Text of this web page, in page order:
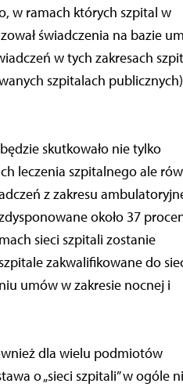
w ramach których szpital w
świadczenia na bazie
w tych zakresach
szpitalach
skutkowało nie tylko
leczenia szpitalnego ale
z zakresu
około 37
sieci szpitali zostanie
zakwalifikowane do
umów w zakresie nocnej i
dla wielu podmiotów
o „sieci szpitali” w ogóle